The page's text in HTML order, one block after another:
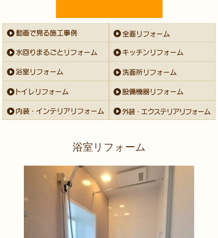
浴室リフォーム